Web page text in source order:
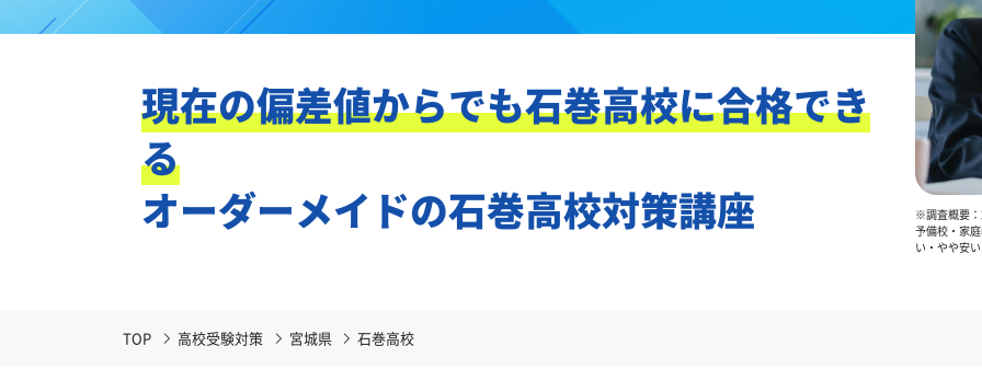
現在の偏差値からでも石巻高校に合格でき
る
オーダーメイドの石巻高校対策講座
※調査概要
予備校・家
い・やや安
TOP 高校受験対策 宮城県 石巻高校